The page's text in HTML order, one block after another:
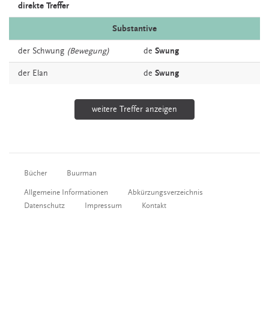
direkte Treffer
Substantive
der Schwung (Bewegung) de Swung
der Elan de Swung
weitere Treffer anzeigen
Bücher Buurman
Allgemeine Informationen
Abkürzungsverzeichnis
Datenschutz
Impressum Kontakt